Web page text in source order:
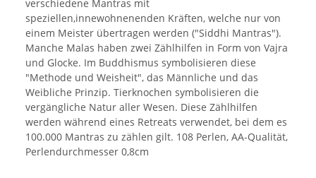
verschiedene Mantras mit
speziellen,innewohnenenden Kräften, welche nur von
einem Meister übertragen werden ("Siddhi Mantras").
Manche Malas haben zwei Zählhilfen in Form von Vajra
und Glocke. Im Buddhismus symbolisieren diese
"Methode und Weisheit", das Männliche und das
Weibliche Prinzip. Tierknochen symbolisieren die
vergängliche Natur aller Wesen. Diese Zählhilfen
werden während eines Retreats verwendet, bei dem es
100.000 Mantras zu zählen gilt. 108 Perlen, AA-Qualität,
Perlendurchmesser 0,8cm